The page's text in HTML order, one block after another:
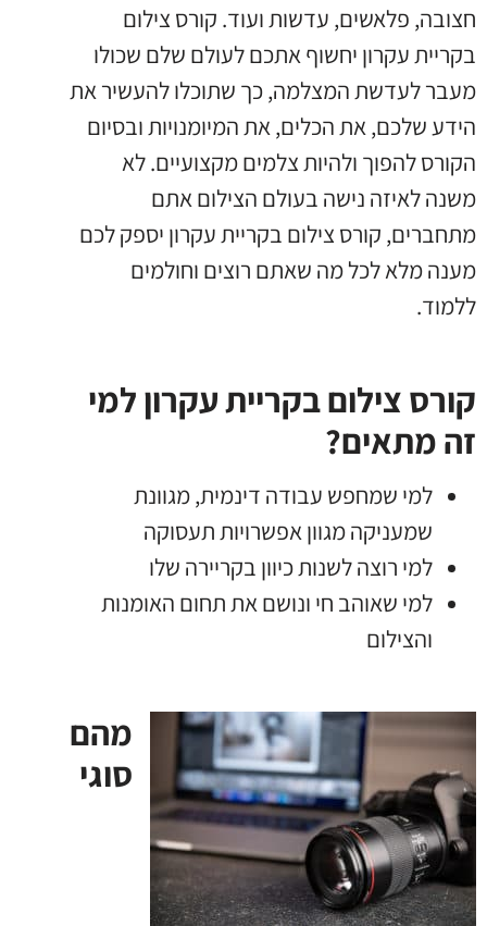
חצובה, פלאשים, עדשות ועוד. קורס צילום
בקריית עקרון יחשוף אתכם לעולם שלם שכולו
מעבר לעדשת המצלמה, כך שתוכלו להעשיר את
הידע שלכם, את הכלים, את המיומנויות ובסיום
הקורס להפוך ולהיות צלמים מקצועיים. לא
משנה לאיזה נישה בעולם הצילום אתם
מתחברים, קורס צילום בקריית עקרון יספק לכם
מענה מלא לכל מה שאתם רוצים וחולמים
ללמוד.
קורס צילום בקריית עקרון למי
זה מתאים?
למי שמחפש עבודה דינמית, מגוונת
שמעניקה מגוון אפשרויות תעסוקה
למי רוצה לשנות כיוון בקריירה שלו
למי שאוהב חי ונושם את תחום האומנות
והצילום
מהם
סוגי